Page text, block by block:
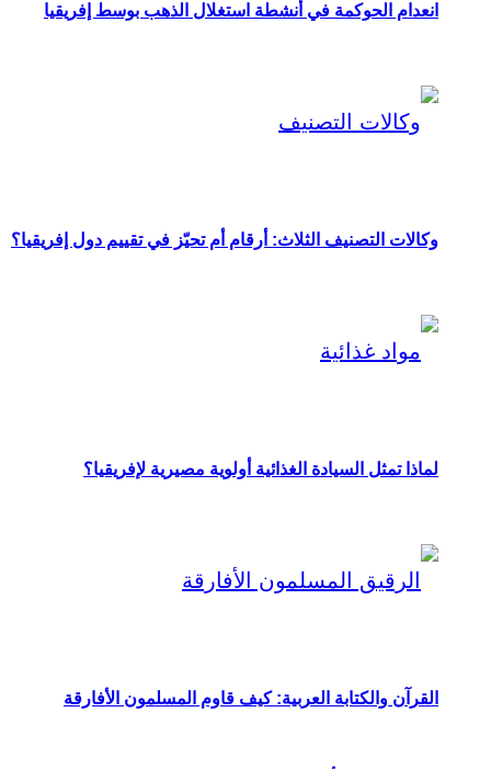
انعدام الحوكمة في أنشطة استغلال الذهب بوسط إفريقيا
وكالات التصنيف الثلاث: أرقام أم تحيّز في تقييم دول إفريقيا؟
لماذا تمثل السيادة الغذائية أولوية مصيرية لإفريقيا؟
القرآن والكتابة العربية: كيف قاوم المسلمون الأفارقة